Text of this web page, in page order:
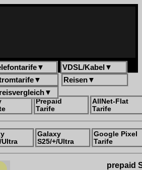
▼ VDSL/Kabel ▼
▼ Reisen▼
▼
Prepaid
Tarife
AllNet-Flat
Tarife
Ultra
Galaxy
S25/+/Ultra
Google Pixel
Tarife
prepaid